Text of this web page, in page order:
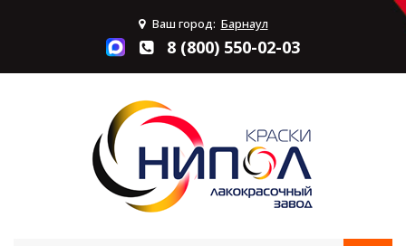
Ваш город: Барнаул
8 (800) 550-02-03